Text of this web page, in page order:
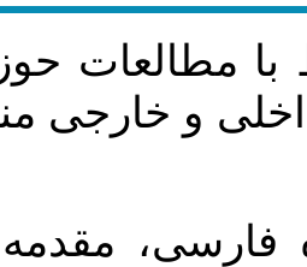
با مطالعات
و خارجی
فارسی،